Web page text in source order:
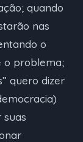
quando
nas
o
o problema;
quero dizer